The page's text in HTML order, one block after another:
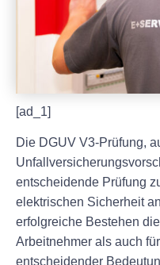
[ad_1]
Die DGUV V3-Prüfung,
entscheidende Prüfung
elektrischen Sicherheit
erfolgreiche Bestehen
Arbeitnehmer als auch
entscheidender